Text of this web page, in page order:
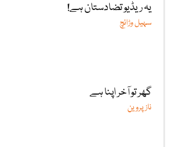
یہ ریڈیو تضادستان ہے!
سہیل وڑائچ
گھر تو آخر اپنا ہے
ناز پروین